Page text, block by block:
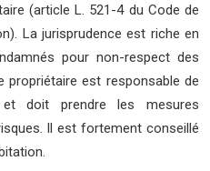
(article L. 521-4 du Code de
La jurisprudence est riche en
pour non-respect des
propriétaire est responsable de
doit prendre les mesures
Il est fortement conseillé